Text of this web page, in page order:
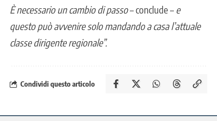
È necessario un cambio di passo– conclude – e
questo può avvenire solo mandando a casa l’attuale
classe dirigente regionale”.
Condividi questo articolo